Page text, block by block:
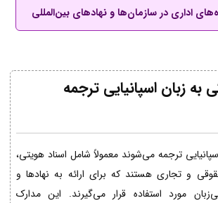
اداری در سازمان‌ها و نهادهای بین‌المللی
به زبان اسپانیایی ترجمه
ترجمه می‌شوند معمولاً شامل اسناد هویتی،
و تجاری هستند که برای ارائه به نهادها و
مورد استفاده قرار می‌گیرند. این مدارک